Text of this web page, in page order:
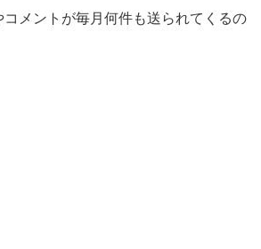
コメントが毎月何件も送られてくるの